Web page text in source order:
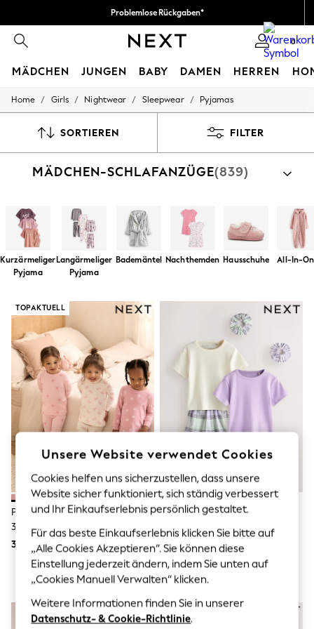
Problemlose Rückgaben*
0
MÄDCHEN JUNGEN BABY DAMEN HERREN
HOLIDAY SHOP
All Swimwear
Beach Dresses & Kaftans
Sliders
Jumpsuits & Playsuits
Linen Collection
Sandals
Shorts
Trousers
T-Shirts & Vests
Sunglasses
Men's Holiday Shop
All Swimwear
Accessories
Bags & Luggage
Footwear
Hats
Linen Collection
Loafers
Sandals & Flipflops
Shorts
Sunglasses
T-Shirts
Boys Holiday Shop
All Swimwear
Ponchos & Toweling sets
Sun Hats & Caps
Polo Shirts
Rash Vests
Sandals & Sliders
Shirts
Home / Girls / Nightwear / Sleepwear / Pyjamas
SORTIEREN FILTER
MÄDCHEN-SCHLAFANZÜGE(839)
Kurzärmeliger
Pyjama
Langärmeliger
Pyjama
Bademäntel Nachthemden Hausschuhe All-In-
TOPAKTUELL
Pink & Weiß - Kuschelpyjamas Im
3er-Pack (9 M.–12 J.)
33 € - 44 €
Flieder-Violett - Gewebte
Pyjama-Hose Im 2er-Pack (3-
16J.)
31 € - 41 €
Unsere Website verwendet Cookies
Cookies helfen uns sicherzustellen, dass unsere
Website sicher funktioniert, sich ständig verbessert
und Ihr Einkaufserlebnis persönlich gestaltet.
Für das beste Einkaufserlebnis klicken Sie bitte auf
„Alle Cookies Akzeptieren“. Sie können diese
Einstellung jederzeit ändern, indem Sie unten auf
„Cookies Manuell Verwalten“ klicken.
Weitere Informationen finden Sie in unserer
Datenschutz- & Cookie-Richtlinie.